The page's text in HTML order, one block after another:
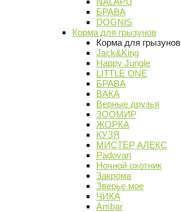
БРАВА
DOGNIS
Корма для грызунов
Корма для грызунов
Jack&King
Happy Jungle
LITTLE ONE
БРАВА
ВАКА
Верные друзья
ЗООМИР
ЖОРКА
КУЗЯ
МИСТЕР АЛЕКС
Padovan
Ночной охотник
Закрома
Зверье мое
ЧИКА
Ambar